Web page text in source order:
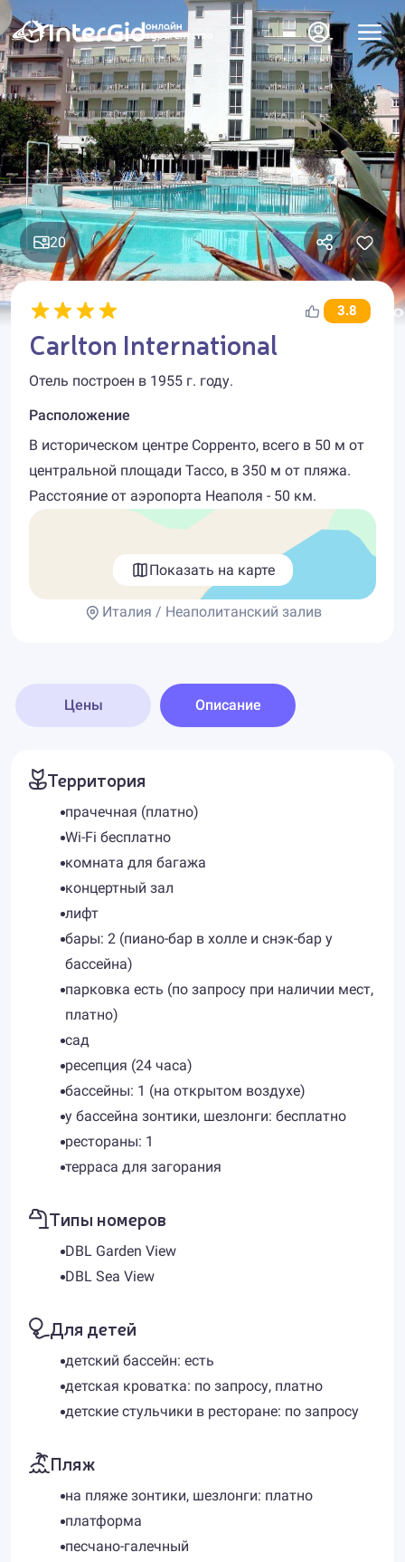
20
3.8
Carlton International
Отель построен в 1955 г. году.
Расположение
В историческом центре Сорренто, всего в 50 м от
центральной площади Тассо, в 350 м от пляжа.
Расстояние от аэропорта Неаполя - 50 км.
Показать на карте
Италия / Неаполитанский залив
Цены Описание
Территория
прачечная (платно)
Wi-Fi бесплатно
комната для багажа
концертный зал
лифт
бары: 2 (пиано-бар в холле и снэк-бар у
бассейна)
парковка есть (по запросу при наличии мест,
платно)
сад
ресепция (24 часа)
бассейны: 1 (на открытом воздухе)
у бассейна зонтики, шезлонги: бесплатно
рестораны: 1
терраса для загорания
Типы номеров
DBL Garden View
DBL Sea View
Для детей
детский бассейн: есть
детская кроватка: по запросу, платно
детские стульчики в ресторане: по запросу
Пляж
на пляже зонтики, шезлонги: платно
платформа
песчано-галечный